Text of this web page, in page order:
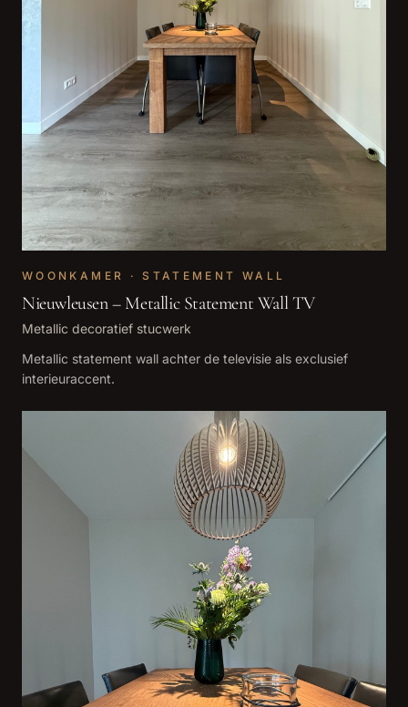
WOONKAMER · STATEMENT WALL
Nieuwleusen – Metallic Statement Wall TV
Metallic decoratief stucwerk
Metallic statement wall achter de televisie als exclusief
interieuraccent.